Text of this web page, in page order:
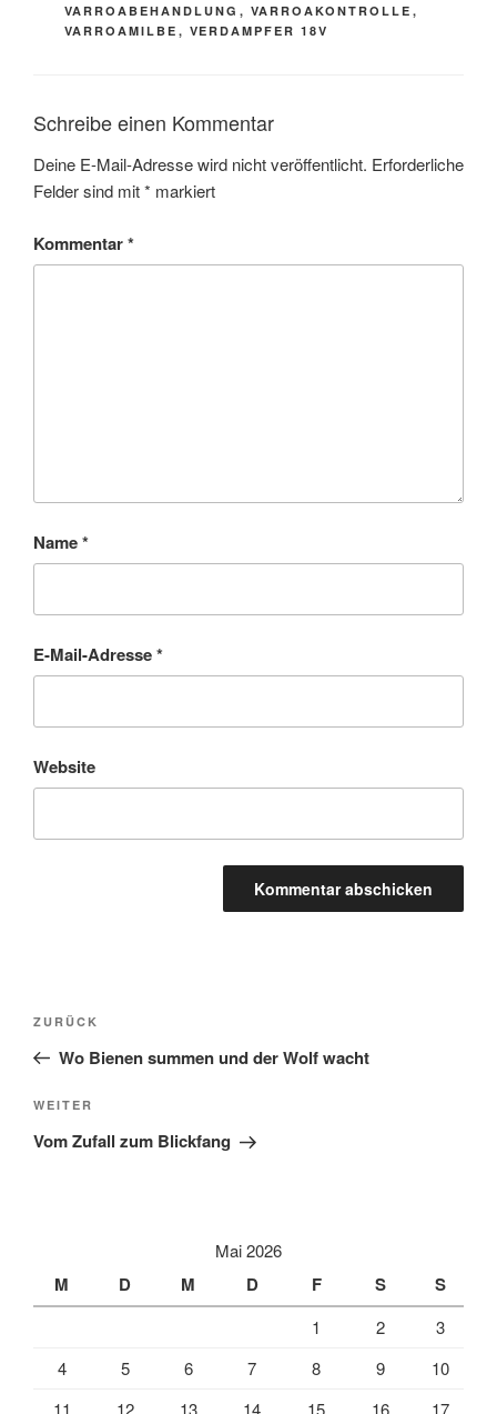
VARROABEHANDLUNG , VARROAKONTROLLE ,
VARROAMILBE , VERDAMPFER 18V
Schreibe einen Kommentar
Deine E-Mail-Adresse wird nicht veröffentlicht. Erforderliche
Felder sind mit* markiert
Kommentar*
Name*
E-Mail-Adresse*
Website
e
r
a
t
Beitragsnavigation
Vorheriger
Beitrag
ZURÜCK
Wo Bienen summen und der Wolf wacht
Nächster
Beitrag
WEITER
Vom Zufall zum Blickfang
Mai 2026
M D M D F S S
1 2
3
4
5 6 7 8 9
10
11
12 13 14 15 16 17